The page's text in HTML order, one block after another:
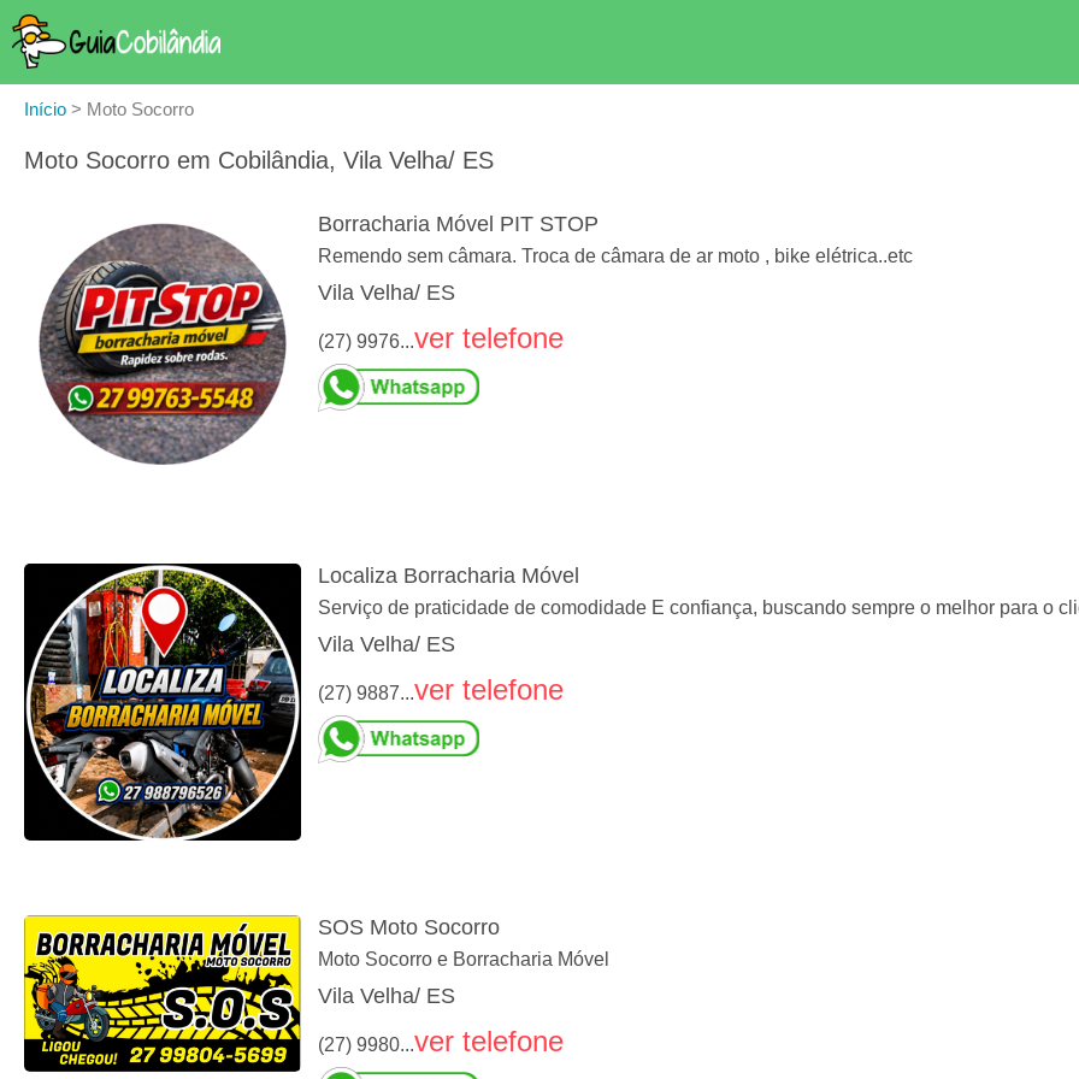
Início > Moto Socorro
Moto Socorro em Cobilândia, Vila Velha/ ES
Borracharia Móvel PIT STOP
Remendo sem câmara. Troca de câmara de ar moto , bike elétrica..etc
Vila Velha/ ES
(27) 9976...ver telefone
Localiza Borracharia Móvel
Serviço de praticidade de comodidade E confiança, buscando sempre o melhor para o
Vila Velha/ ES
(27) 9887...ver telefone
SOS Moto Socorro
Moto Socorro e Borracharia Móvel
Vila Velha/ ES
(27) 9980...ver telefone